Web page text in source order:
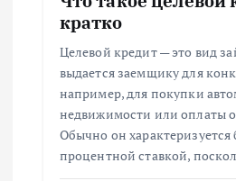
кратко
Целевой кредит — это вид
выдается заемщику для
например, для покупки
недвижимости или оплаты
Обычно он характеризуется
процентной ставкой,